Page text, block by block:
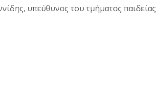
υπεύθυνος του τμήματος παιδείας